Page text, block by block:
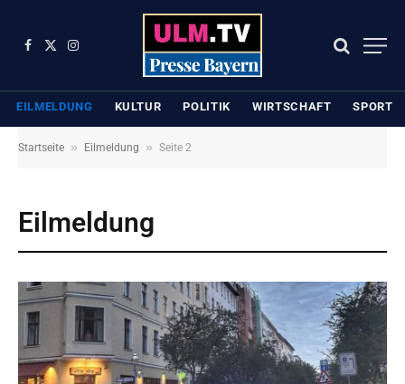
Facebook
X
Instagram
EILMELDUNG KULTUR POLITIK WIRTSCHAFT SPORT
Startseite » Eilmeldung » Seite 2
Eilmeldung